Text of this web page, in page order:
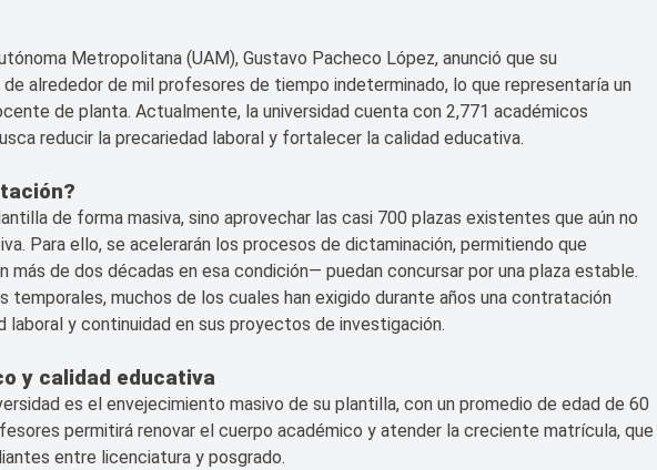
Metropolitana (UAM), Gustavo Pacheco López, anunció que su
alrededor de mil profesores de tiempo indeterminado, lo que representaría un
de planta. Actualmente, la universidad cuenta con 2,771 académicos
reducir la precariedad laboral y fortalecer la calidad educativa.
de forma masiva, sino aprovechar las casi 700 plazas existentes que aún no
Para ello, se acelerarán los procesos de dictaminación, permitiendo que
de dos décadas en esa condición— puedan concursar por una plaza estable.
temporales, muchos de los cuales han exigido durante años una contratación
laboral y continuidad en sus proyectos de investigación.
y calidad educativa
es el envejecimiento masivo de su plantilla, con un promedio de edad de 60
permitirá renovar el cuerpo académico y atender la creciente matrícula, que
entre licenciatura y posgrado.